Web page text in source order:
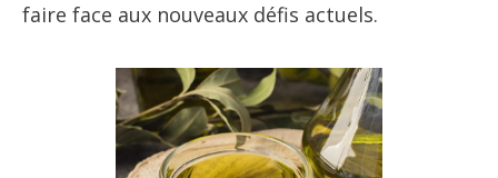
faire face aux nouveaux défis actuels.